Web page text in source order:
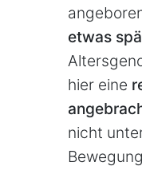
etwas
hier eine
nicht